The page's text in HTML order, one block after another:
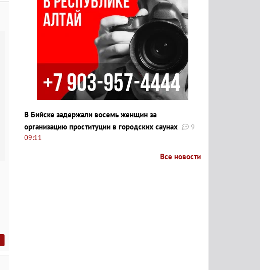
В Бийске задержали восемь женщин за
организацию проституции в городских саунах
9
09:11
Все новости